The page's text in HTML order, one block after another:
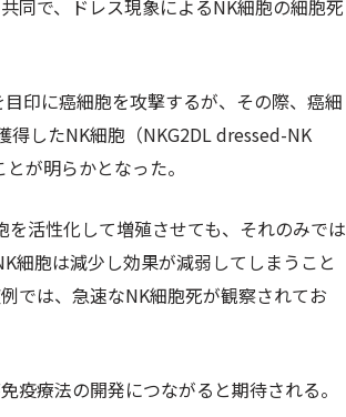
同で、ドレス現象によるNK細胞の細胞死
印に癌細胞を攻撃するが、その際、癌細
得したNK細胞（NKG2DL dressed-NK
が明らかとなった。
活性化して増殖させても、それのみでは
細胞は減少し効果が減弱してしまうこと
では、急速なNK細胞死が観察されてお
疫療法の開発につながると期待される。